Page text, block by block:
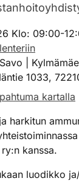
Klo: 09:00-
|
1033,
kartalla
välilehteen)
harkitun
kanssa.
luodikko